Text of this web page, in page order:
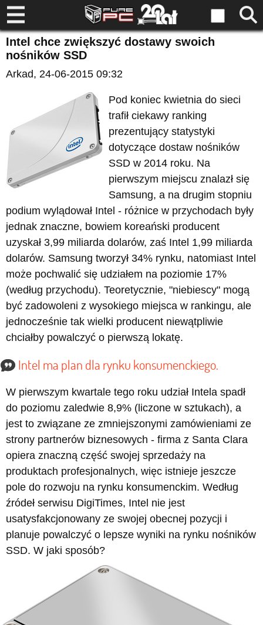
Intel chce zwiększyć dostawy swoich
nośników SSD
Arkad, 24-06-2015 09:32
Pod koniec kwietnia do sieci
trafił ciekawy ranking
prezentujący statystyki
dotyczące dostaw nośników
SSD w 2014 roku. Na
pierwszym miejscu znalazł się
Samsung, a na drugim stopniu
podium wylądował Intel - różnice w przychodach były
jednak znaczne, bowiem koreański producent
uzyskał 3,99 miliarda dolarów, zaś Intel 1,99 miliarda
dolarów. Samsung tworzył 34% rynku, natomiast Intel
może pochwalić się udziałem na poziomie 17%
(według przychodu). Teoretycznie, "niebiescy" mogą
być zadowoleni z wysokiego miejsca w rankingu, ale
jednocześnie tak wielki producent niewątpliwie
chciałby powalczyć o pierwszą lokatę.
Intel ma plan dla rynku konsumenckiego.
W pierwszym kwartale tego roku udział Intela spadł
do poziomu zaledwie 8,9% (liczone w sztukach), a
jest to związane ze zmniejszonymi zamówieniami ze
strony partnerów biznesowych - firma z Santa Clara
opiera znaczną część swojej sprzedaży na
produktach profesjonalnych, więc istnieje jeszcze
pole do rozwoju na rynku konsumenckim. Według
źródeł serwisu DigiTimes, Intel nie jest
usatysfakcjonowany ze swojej obecnej pozycji i
planuje powalczyć o lepsze wyniki na rynku nośników
SSD. W jaki sposób?